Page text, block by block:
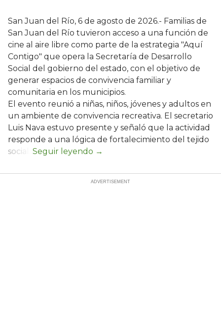
San Juan del Río, 6 de agosto de 2026.- Familias de
San Juan del Río tuvieron acceso a una función de
cine al aire libre como parte de la estrategia "Aquí
Contigo" que opera la Secretaría de Desarrollo
Social del gobierno del estado, con el objetivo de
generar espacios de convivencia familiar y
comunitaria en los municipios.
El evento reunió a niñas, niños, jóvenes y adultos en
un ambiente de convivencia recreativa. El secretario
Luis Nava estuvo presente y señaló que la actividad
responde a una lógica de fortalecimiento del tejido
social: